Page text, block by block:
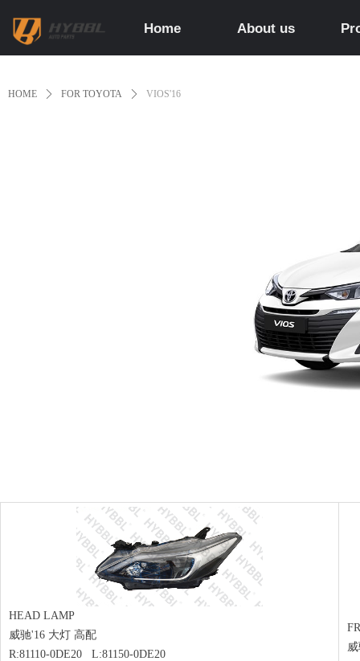
Home About us
HOME ꄲ FOR TOYOTA ꄲ VIOS'16
HEAD LAMP
威驰'16 大灯 高配
R:81110-0DE20 L:81150-0DE20